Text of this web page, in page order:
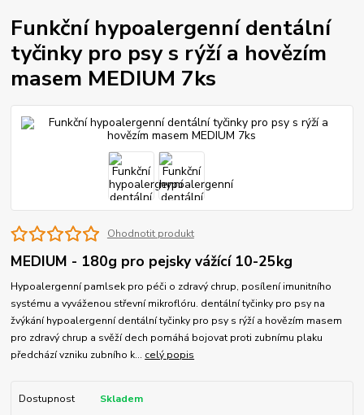
Funkční hypoalergenní dentální
tyčinky pro psy s rýží a hovězím
masem MEDIUM 7ks
Ohodnotit produkt
MEDIUM - 180g pro pejsky vážící 10-25kg
Hypoalergenní pamlsek pro péči o zdravý chrup, posílení imunitního
systému a vyváženou střevní mikroflóru. dentální tyčinky pro psy na
žvýkání hypoalergenní dentální tyčinky pro psy s rýží a hovězím masem
pro zdravý chrup a svěží dech pomáhá bojovat proti zubnímu plaku
předchází vzniku zubního k... celý popis
Dostupnost Skladem